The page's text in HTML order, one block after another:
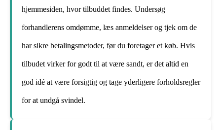
hjemmesiden, hvor tilbuddet findes. Undersøg
forhandlerens omdømme, læs anmeldelser og tjek om de
har sikre betalingsmetoder, før du foretager et køb. Hvis
tilbudet virker for godt til at være sandt, er det altid en
god idé at være forsigtig og tage yderligere forholdsregler
for at undgå svindel.